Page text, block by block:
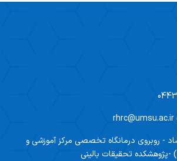
- روبروی درمانگاه تخصصی مرکز آموزشی و
-پژوهشکده تحقیقات بالینی